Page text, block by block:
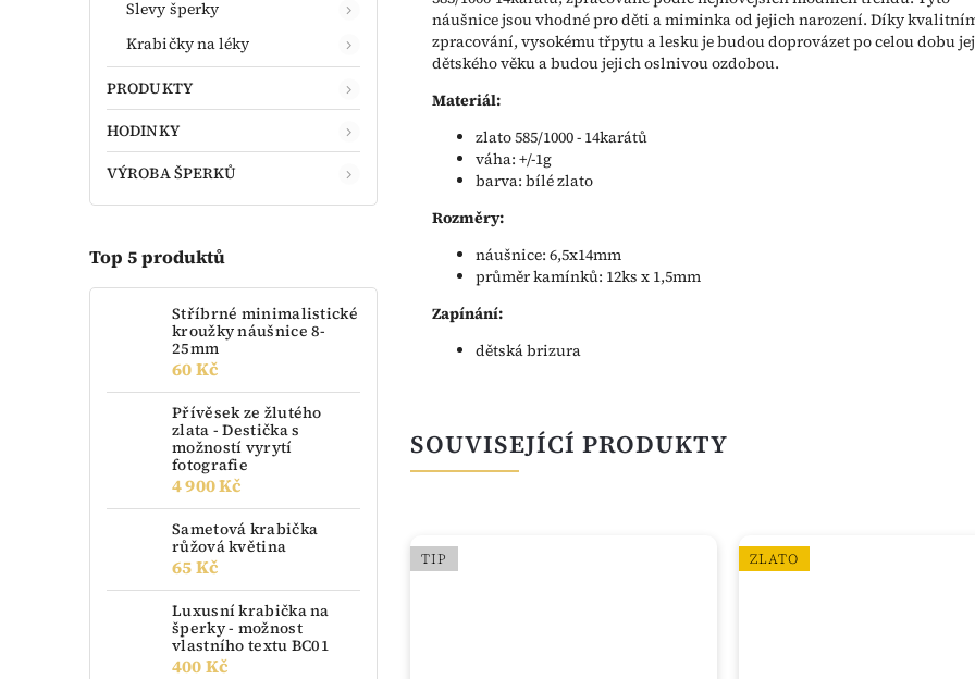
Slevy šperky
Krabičky na léky
PRODUKTY
HODINKY
VÝROBA ŠPERKŮ
Top 5 produktů
Stříbrné minimalistické
kroužky náušnice 8-
25mm
60 Kč
Přívěsek ze žlutého
zlata - Destička s
možností vyrytí
fotografie
4 900 Kč
Sametová krabička
růžová květina
65 Kč
Luxusní krabička na
šperky - možnost
vlastního textu BC01
400 Kč
náušnice jsou vhodné pro děti a miminka od jejich narození. Díky
zpracování, vysokému třpytu a lesku je budou doprovázet po celou dobu
dětského věku a budou jejich oslnivou ozdobou.
Materiál:
zlato 585/1000 - 14karátů
váha: +/-1g
barva: bílé zlato
Rozměry:
náušnice: 6,5x14mm
průměr kamínků: 12ks x 1,5mm
Zapínání:
dětská brizura
SOUVISEJÍCÍ PRODUKTY
TIP ZLATO